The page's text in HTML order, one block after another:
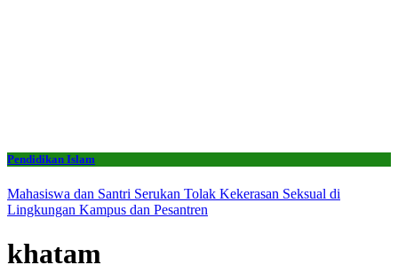
Pendidikan Islam
Mahasiswa dan Santri Serukan Tolak Kekerasan Seksual di
Lingkungan Kampus dan Pesantren
khatam